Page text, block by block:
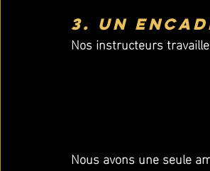
3. Un
Nos instructeurs
Nous avons une seule